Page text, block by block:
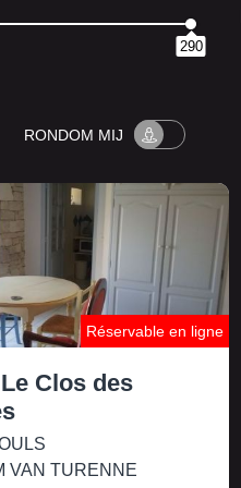
290
RONDOM MIJ
Réservable en ligne
Clos des
VAN TURENNE